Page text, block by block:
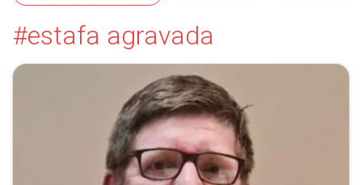
#estafa agravada